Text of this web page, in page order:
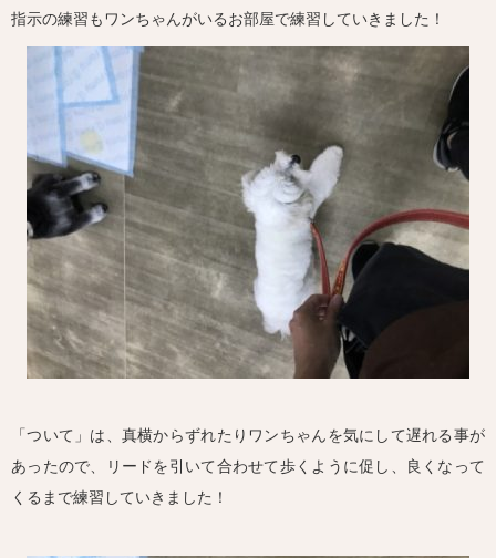
指示の練習もワンちゃんがいるお部屋で練習していきました！
「ついて」は、真横からずれたりワンちゃんを気にして遅れる事が
あったので、リードを引いて合わせて歩くように促し、良くなって
くるまで練習していきました！